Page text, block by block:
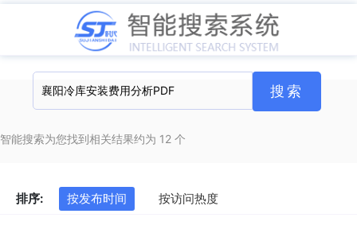
智能搜索为您找到相关结果约为 12 个
排序: 按发布时间 按访问热度